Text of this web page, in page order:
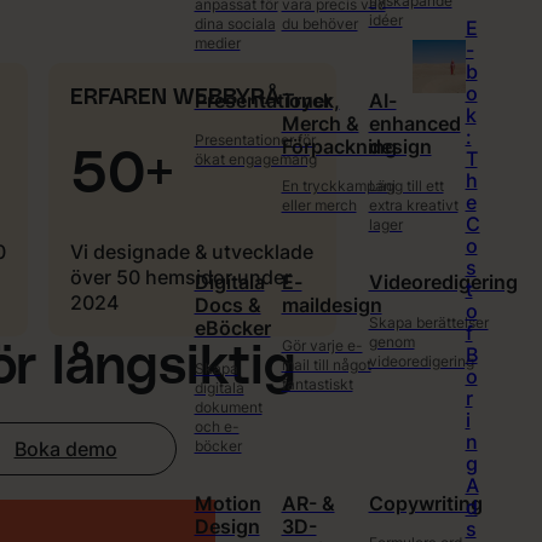
Boka demo
anpassat för
dina sociala
medier
vara precis vad
du behöver
idéer
Presentationer
Presentationer för
ökat engagemang
Tryck,
Merch &
Förpackning
En tryckkampanj
eller merch
AI-
enhanced
design
Lägg till ett
extra kreativt
lager
Digitala
Docs &
eBöcker
Skapa
digitala
dokument
och e-
böcker
E-
maildesign
Gör varje e-
mail till något
fantastiskt
Videoredigering
Skapa berättelser
genom
videoredigering
Motion
Design
AR- &
3D-
Copywriting
E
-
b
o
k
:
T
h
e
C
o
s
t
o
f
B
o
r
i
n
g
A
d
s
ERFAREN WEBBYRÅ
50+
Vi designade & utvecklade
över 50 hemsidor under
2024
långsiktig